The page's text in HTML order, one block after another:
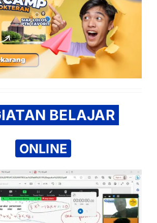
BELAJAR
ONLINE